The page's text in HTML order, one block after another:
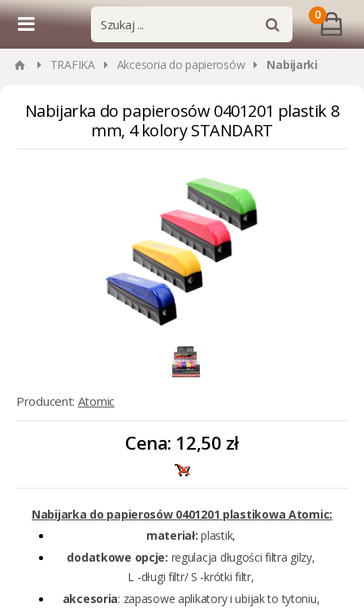
0
TRAFIKA Akcesoria do papierosów Nabijarki
Nabijarka do papierosów 0401201 plastik 8
mm, 4 kolory STANDART
Producent: Atomic
Cena: 12,50 zł
Nabijarka do papierosów 0401201 plastikowa Atomic:
materiał:plastik,
dodatkowe opcje: regulacja długości filtra gilzy,
L -długi filtr/ S -krótki filtr,
akcesoria: zapasowe aplikatory i ubijak to tytoniu,